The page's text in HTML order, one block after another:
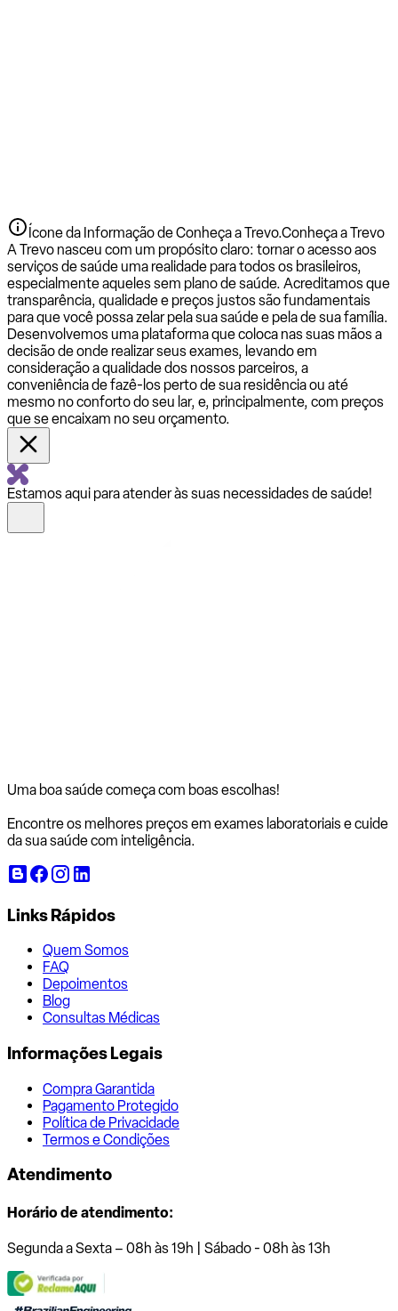
Ícone da Informação de Conheça a Trevo.Conheça a Trevo
A Trevo nasceu com um propósito claro: tornar o acesso aos
serviços de saúde uma realidade para todos os brasileiros,
especialmente aqueles sem plano de saúde. Acreditamos que
transparência, qualidade e preços justos são fundamentais
para que você possa zelar pela sua saúde e pela de sua família.
Desenvolvemos uma plataforma que coloca nas suas mãos a
decisão de onde realizar seus exames, levando em
consideração a qualidade dos nossos parceiros, a
conveniência de fazê-los perto de sua residência ou até
mesmo no conforto do seu lar, e, principalmente, com preços
que se encaixam no seu orçamento.
Estamos aqui para atender às suas necessidades de saúde!
Uma boa saúde começa com boas escolhas!
Encontre os melhores preços em exames laboratoriais e cuide
da sua saúde com inteligência.
Links Rápidos
Quem Somos
FAQ
Depoimentos
Blog
Consultas Médicas
Informações Legais
Compra Garantida
Pagamento Protegido
Política de Privacidade
Termos e Condições
Atendimento
Horário de atendimento:
Segunda a Sexta – 08h às 19h | Sábado - 08h às 13h